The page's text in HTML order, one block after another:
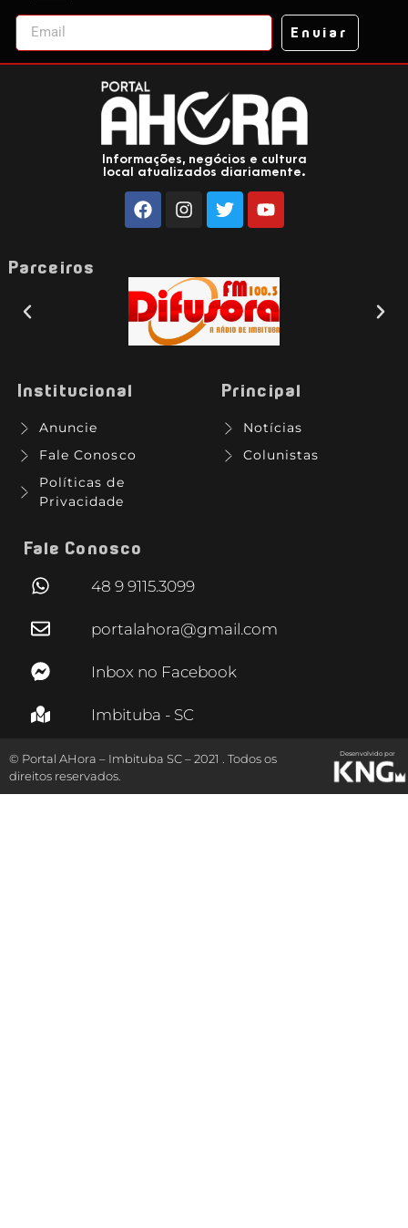
Enviar
Informações, negócios e cultura
local atualizados diariamente.
Parceiros
Institucional
Anuncie
Fale Conosco
Políticas de
Privacidade
Principal
Notícias
Colunistas
Fale Conosco
48 9 9115.3099
portalahora@gmail.com
Inbox no Facebook
Imbituba - SC
© Portal AHora – Imbituba SC – 2021 . Todos os
direitos reservados.
Desenvolvido por